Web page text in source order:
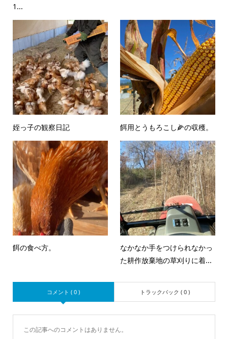
1...
姪っ子の観察日記 餌用とうもろこし🌽の収穫。
餌の食べ方。
なかなか手をつけられなかっ
た耕作放棄地の草刈りに着...
コメント ( 0 ) トラックバック ( 0 )
この記事へのコメントはありません。